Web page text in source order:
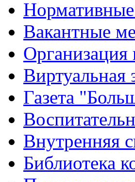
Вакантные
Организация
Виртуальная
Газета
Внутренняя
Библиотека